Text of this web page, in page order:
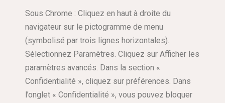
Sous Chrome : Cliquez en haut à droite du
navigateur sur le pictogramme de menu
(symbolisé par trois lignes horizontales).
Sélectionnez Paramètres. Cliquez sur Afficher les
paramètres avancés. Dans la section «
Confidentialité », cliquez sur préférences. Dans
l’onglet « Confidentialité », vous pouvez bloquer